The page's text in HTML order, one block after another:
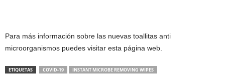
Para más información sobre las nuevas toallitas anti
microorganismos puedes visitar esta página web.
ETIQUETAS COVID-19 INSTANT MICROBE REMOVING WIPES